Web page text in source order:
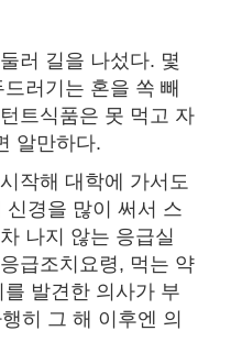
러 길을 나섰다. 몇
러기는 혼을 쏙 빼
트식품은 못 먹고 자
알만하다.
작해 대학에 가서도
경을 많이 써서 스
나지 않는 응급실
급조치요령, 먹는 약
발견한 의사가 부
히 그 해 이후엔 의